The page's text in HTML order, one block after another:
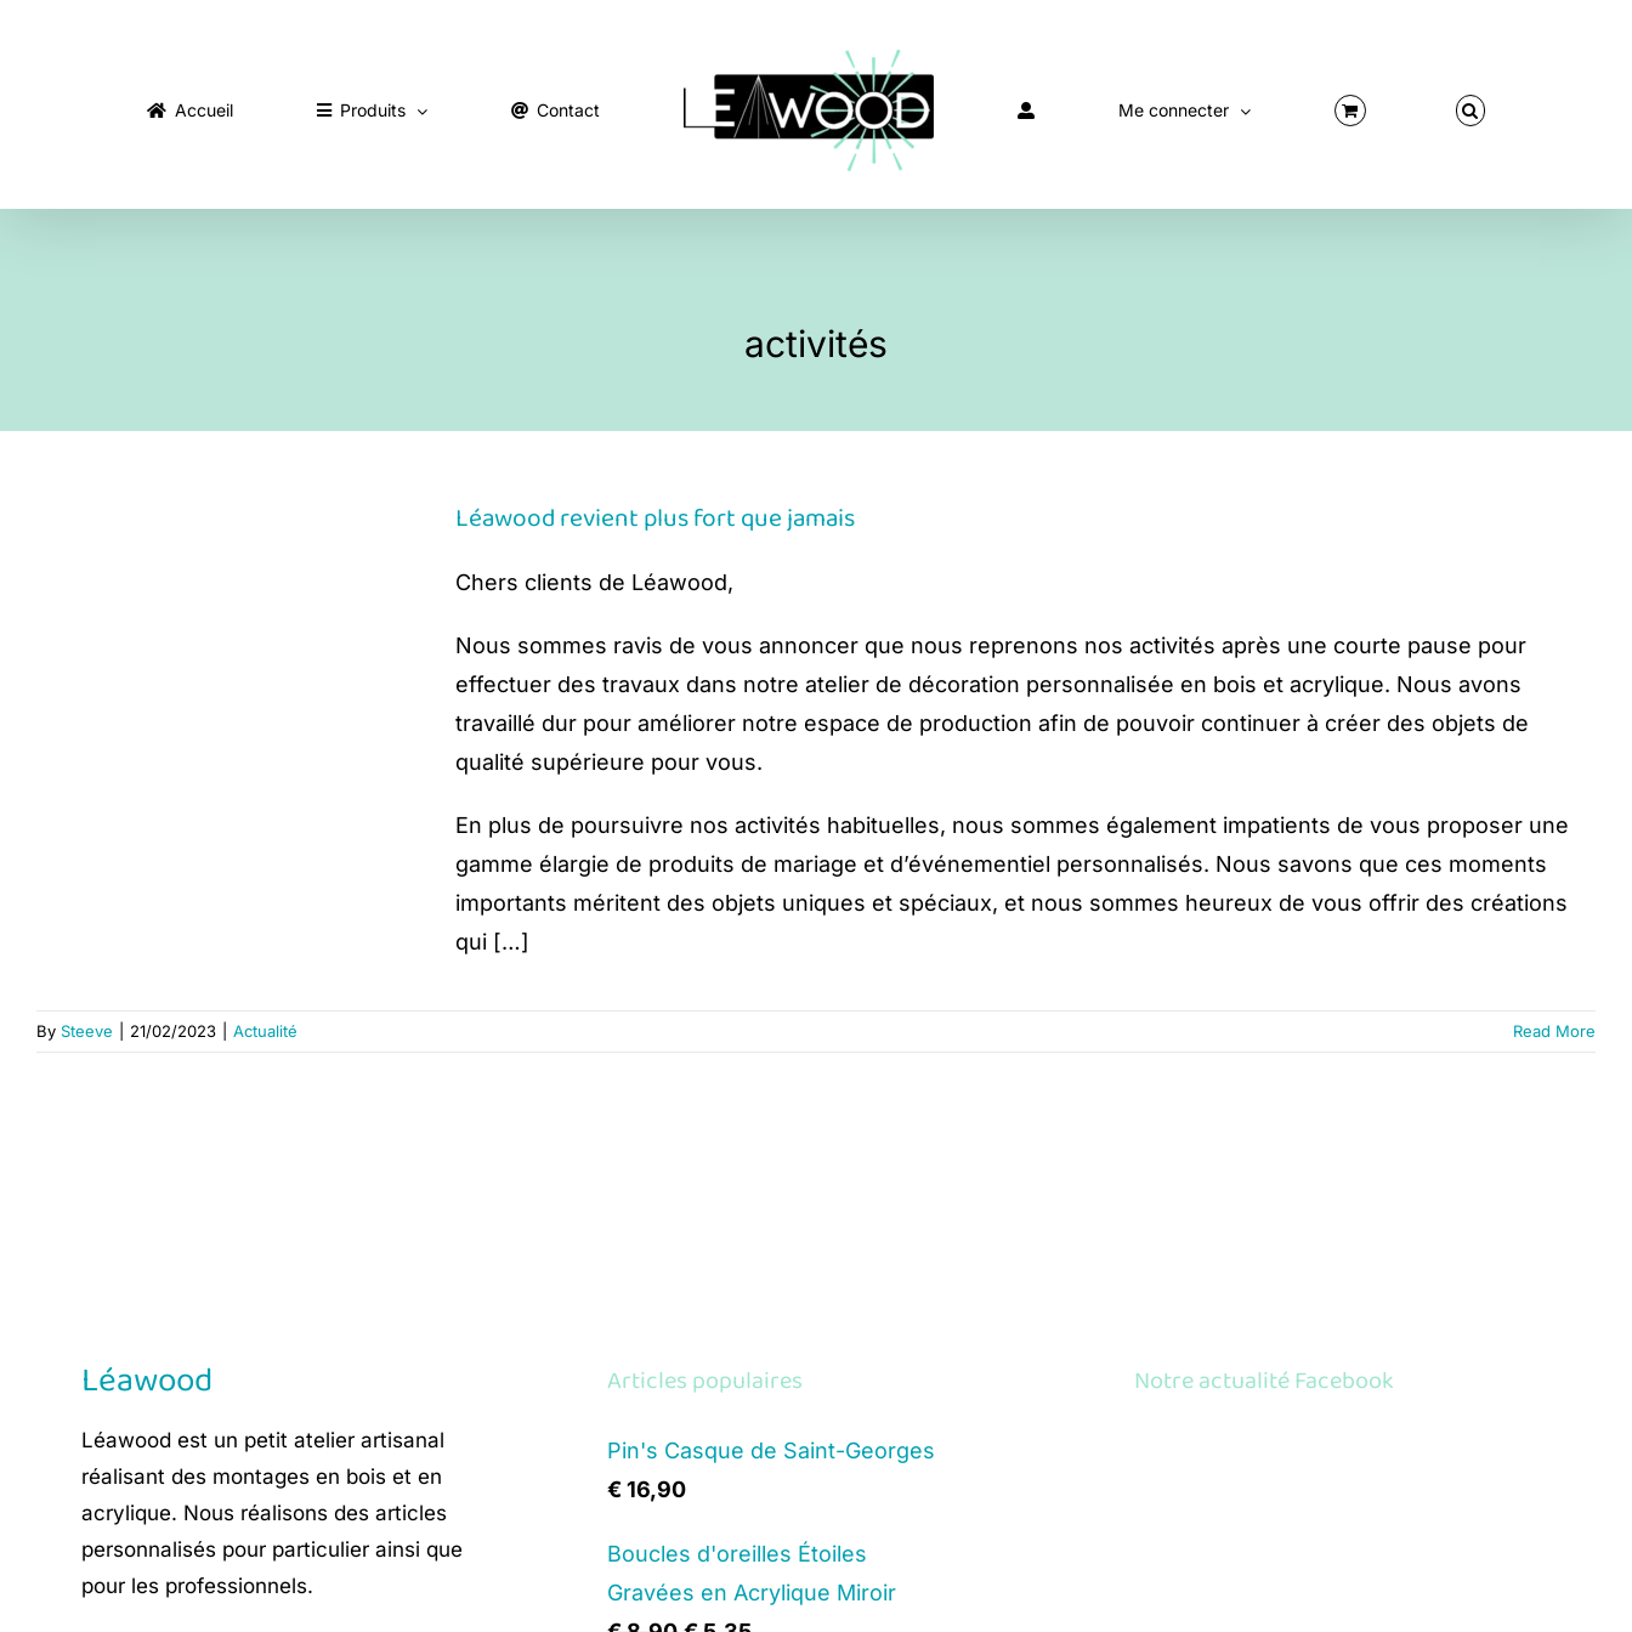
Accueil Produits Contact Me connecter
activités
Léawood revient plus fort que jamais
Chers clients de Léawood,
Nous sommes ravis de vous annoncer que nous reprenons nos activités après une courte pause pour
effectuer des travaux dans notre atelier de décoration personnalisée en bois et acrylique. Nous avons
travaillé dur pour améliorer notre espace de production afin de pouvoir continuer à créer des objets de
qualité supérieure pour vous.
En plus de poursuivre nos activités habituelles, nous sommes également impatients de vous proposer une
gamme élargie de produits de mariage et d’événementiel personnalisés. Nous savons que ces moments
importants méritent des objets uniques et spéciaux, et nous sommes heureux de vous offrir des créations
qui […]
By Steeve 21/02/2023 Actualité Read More
Léawood
Léawood est un petit atelier artisanal
réalisant des montages en bois et en
acrylique. Nous réalisons des articles
personnalisés pour particulier ainsi que
pour les professionnels.
Articles populaires
Pin's Casque de Saint-Georges
€16,90
Boucles d'oreilles Étoiles
Gravées en Acrylique Miroir
Notre actualité Facebook